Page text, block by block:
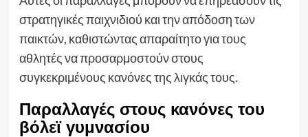
στρατηγικές παιχνιδιού και την απόδοση των
παικτών, καθιστώντας απαραίτητο για τους
αθλητές να προσαρμοστούν στους
συγκεκριμένους κανόνες της λιγκάς τους.
Παραλλαγές στους κανόνες του
βόλεϊ γυμνασίου